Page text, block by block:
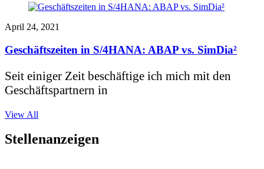
April 24, 2021
Geschäftszeiten in S/4HANA: ABAP vs. SimDia²
Seit einiger Zeit beschäftige ich mich mit den
Geschäftspartnern in
View All
Stellenanzeigen